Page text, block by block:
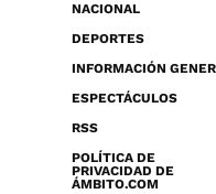
NACIONAL
DEPORTES
INFORMACIÓN
ESPECTÁCULOS
RSS
POLÍTICA DE
PRIVACIDAD DE
ÁMBITO.COM